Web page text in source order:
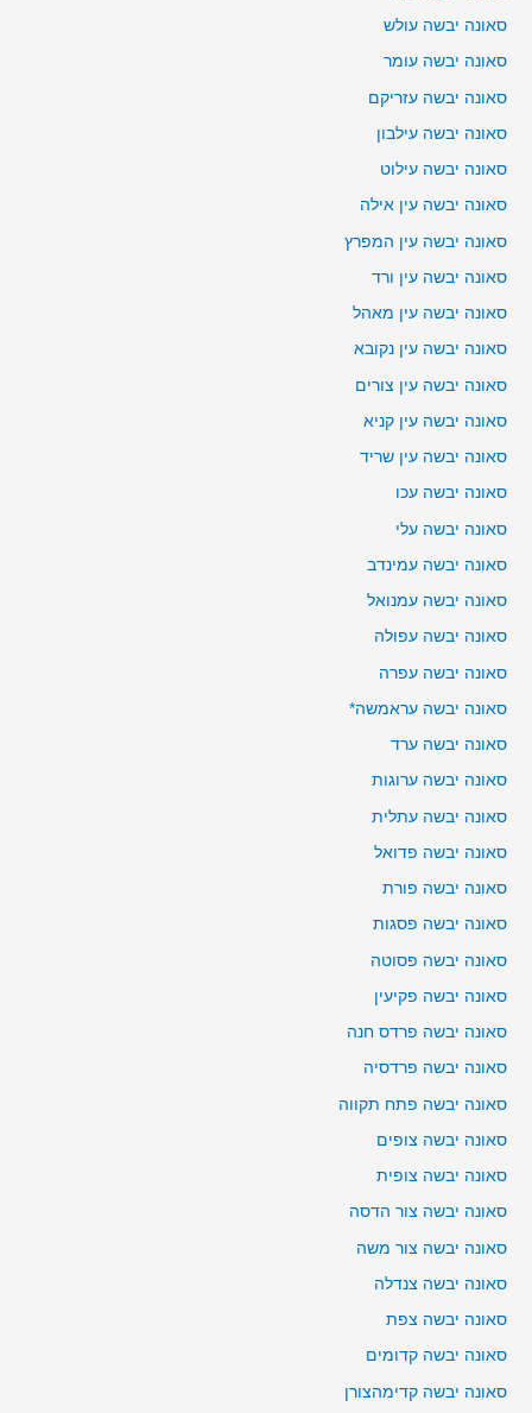
סאונה יבשה עולש
סאונה יבשה עומר
סאונה יבשה עזריקם
סאונה יבשה עילבון
סאונה יבשה עילוט
סאונה יבשה עין אילה
סאונה יבשה עין המפרץ
סאונה יבשה עין ורד
סאונה יבשה עין מאהל
סאונה יבשה עין נקובא
סאונה יבשה עין צורים
סאונה יבשה עין קניא
סאונה יבשה עין שריד
סאונה יבשה עכו
סאונה יבשה עלי
סאונה יבשה עמינדב
סאונה יבשה עמנואל
סאונה יבשה עפולה
סאונה יבשה עפרה
סאונה יבשה עראמשה*
סאונה יבשה ערד
סאונה יבשה ערוגות
סאונה יבשה עתלית
סאונה יבשה פדואל
סאונה יבשה פורת
סאונה יבשה פסגות
סאונה יבשה פסוטה
סאונה יבשה פקיעין
סאונה יבשה פרדס חנה
סאונה יבשה פרדסיה
סאונה יבשה פתח תקווה
סאונה יבשה צופים
סאונה יבשה צופית
סאונה יבשה צור הדסה
סאונה יבשה צור משה
סאונה יבשה צנדלה
סאונה יבשה צפת
סאונה יבשה קדומים
סאונה יבשה קדימהצורן